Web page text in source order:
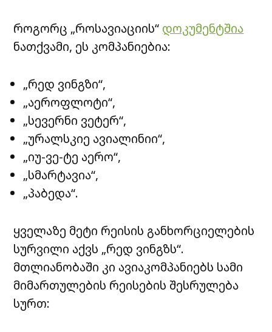
როგორც „როსავიაციის“ დოკუმენტშია
ნათქვამი, ეს კომპანიებია:
„რედ ვინგზი“,
„აეროფლოტი“,
„სევერნი ვეტერ“,
„ურალსკიე ავიალინიი“,
„იუ-ვე-ტე აერო“,
„სმარტავია“,
„პაბედა“.
ყველაზე მეტი რეისის განხორციელების
სურვილი აქვს „რედ ვინგზს“.
მთლიანობაში კი ავიაკომპანიებს სამი
მიმართულების რეისების შესრულება
სურთ: